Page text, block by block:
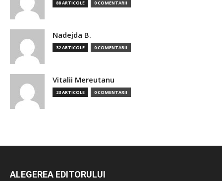
88 ARTICOLE 0 COMENTARII
Nadejda B.
32 ARTICOLE 0 COMENTARII
Vitalii Mereutanu
23 ARTICOLE 0 COMENTARII
ALEGEREA EDITORULUI